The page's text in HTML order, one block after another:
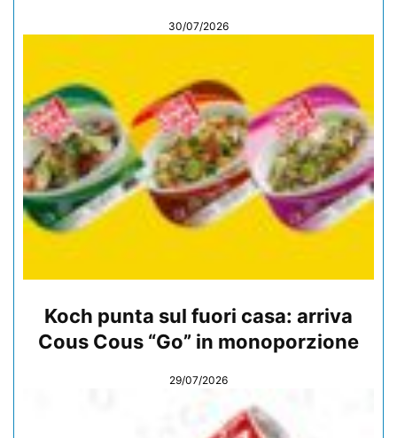
30/07/2026
Koch punta sul fuori casa: arriva
Cous Cous “Go” in monoporzione
29/07/2026